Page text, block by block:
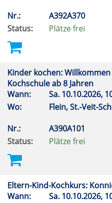
Nr.:
A392A370
Status:
Plätze frei
Kinder kochen:
Kochschule ab 8 Jahren
Wann:
Sa. 10.10.2026,
Wo:
Flein, St.-Veit-
Nr.:
A390A101
Status:
Plätze frei
Eltern-Kind-Kochkurs:
Wann:
Sa. 10.10.2026,